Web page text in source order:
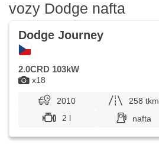
vozy Dodge nafta
x18
Dodge Journey
2.0CRD 103kW
2010 258 tkm
2 l
nafta